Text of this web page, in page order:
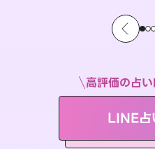
高評価の占
LINE占